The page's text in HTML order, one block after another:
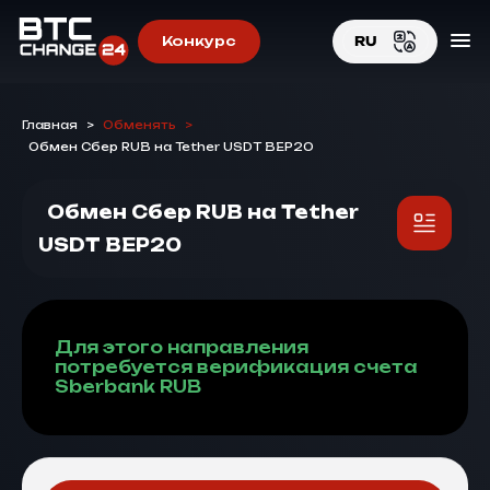
Конкурс RU
Главная > Обменять
>
Обмен Сбер RUB на Tether USDT BEP20
Обмен Сбер RUB на Tether
USDT BEP20
Для этого направления
потребуется верификация счета
Sberbank RUB